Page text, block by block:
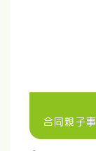
合同親子